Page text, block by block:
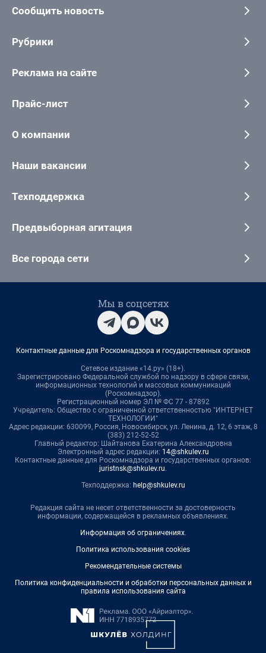
Сообщить новость
Рубрики
Реклама на сайте
Прайс-лист
О компании
Наши вакансии
Техподдержка
Предвыборная агитация
Все города сети
Мы в соцсетях
Контактные данные для Роскомнадзора и государственных органов
Сетевое издание «14.ру» (18+).
Зарегистрировано Федеральной службой по надзору в сфере связи,
информационных технологий и массовых коммуникаций
(Роскомнадзор).
Регистрационный номер ЭЛ № ФС 77 - 87892
Учредитель: Общество с ограниченной ответственностью "ИНТЕРНЕТ
ТЕХНОЛОГИИ"
Адрес редакции: 630099, Россия, Новосибирск, ул. Ленина, д. 12, 6 этаж, 8
(383) 212-52-52
Главный редактор: Шайтанова Екатерина Александровна
Электронный адрес редакции: 14@shkulev.ru
Контактные данные для Роскомнадзора и государственных органов:
juristnsk@shkulev.ru.
Техподдержка: help@shkulev.ru
Редакция сайта не несет ответственности за достоверность
информации, содержащейся в рекламных объявлениях.
Информация об ограничениях.
Политика использования cookies
Рекомендательные системы
Политика конфиденциальности и обработки персональных данных и
правила использования сайта